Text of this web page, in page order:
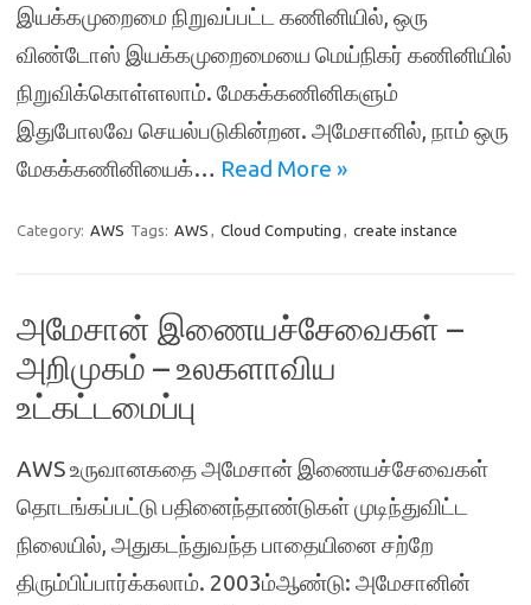
இயக்கமுறைமை நிறுவப்பட்ட கணினியில், ஒரு
விண்டோஸ் இயக்கமுறைமையை மெய்நிகர் கணினியில்
நிறுவிக்கொள்ளலாம். மேகக்கணினிகளும்
இதுபோலவே செயல்படுகின்றன. அமேசானில், நாம் ஒரு
மேகக்கணினியைக்… Read More »
Category: AWS Tags: AWS , Cloud Computing , create instance
அமேசான் இணையச்சேவைகள் –
அறிமுகம் – உலகளாவிய
உட்கட்டமைப்பு
AWS உருவானகதை அமேசான் இணையச்சேவைகள்
தொடங்கப்பட்டு பதினைந்தாண்டுகள் முடிந்துவிட்ட
நிலையில், அதுகடந்துவந்த பாதையினை சற்றே
திரும்பிப்பார்க்கலாம். 2003ம்ஆண்டு: அமேசானின்